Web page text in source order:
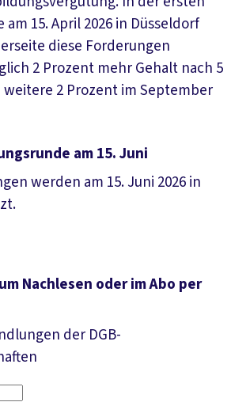
15. April 2026 in Düsseldorf
diese Forderungen
2 Prozent mehr Gehalt nach 5
2 Prozent im September
am 15. Juni
werden am 15. Juni 2026 in
Nachlesen oder im Abo per
der DGB-